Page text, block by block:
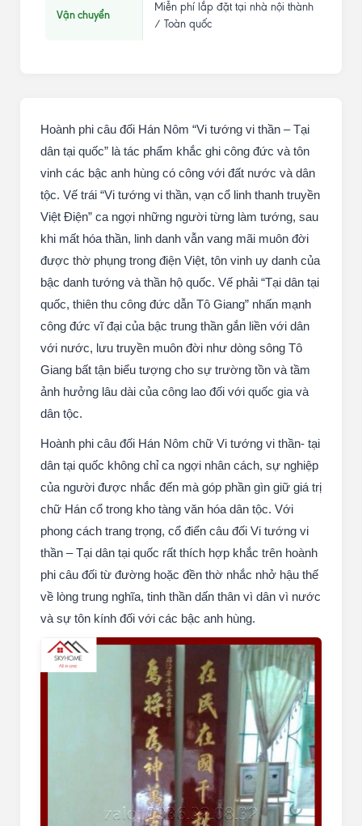
Vận chuyển
Miễn phí lắp đặt tại nhà nội thành
/ Toàn quốc
Hoành phi câu đối Hán Nôm “Vi tướng vi thần – Tại
dân tại quốc” là tác phẩm khắc ghi công đức và tôn
vinh các bậc anh hùng có công với đất nước và dân
tộc. Vế trái “Vi tướng vi thần, vạn cổ linh thanh truyền
Việt Điện” ca ngợi những người từng làm tướng, sau
khi mất hóa thần, linh danh vẫn vang mãi muôn đời
được thờ phụng trong điện Việt, tôn vinh uy danh của
bậc danh tướng và thần hộ quốc. Vế phải “Tại dân tại
quốc, thiên thu công đức dẫn Tô Giang” nhấn mạnh
công đức vĩ đại của bậc trung thần gắn liền với dân
với nước, lưu truyền muôn đời như dòng sông Tô
Giang bất tận biểu tượng cho sự trường tồn và tầm
ảnh hưởng lâu dài của công lao đối với quốc gia và
dân tộc.
Hoành phi câu đối Hán Nôm chữ Vi tướng vi thần- tại
dân tại quốc không chỉ ca ngợi nhân cách, sự nghiệp
của người được nhắc đến mà góp phần gìn giữ giá trị
chữ Hán cổ trong kho tàng văn hóa dân tộc. Với
phong cách trang trọng, cổ điển câu đối Vi tướng vi
thần – Tại dân tại quốc rất thích hợp khắc trên hoành
phi câu đối từ đường hoặc đền thờ nhắc nhở hậu thế
về lòng trung nghĩa, tinh thần dấn thân vì dân vì nước
và sự tôn kính đối với các bậc anh hùng.